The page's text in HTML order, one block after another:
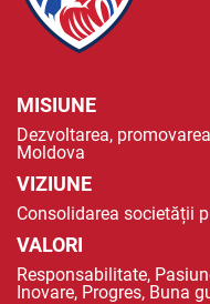
MISIUNE
Dezvoltarea,
Moldova
VIZIUNE
Consolidarea societății
VALORI
Responsabilitate,
Inovare, Progres, Buna